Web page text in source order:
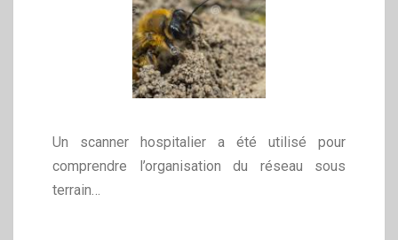
Un scanner hospitalier a été utilisé pour
comprendre l’organisation du réseau sous
terrain…